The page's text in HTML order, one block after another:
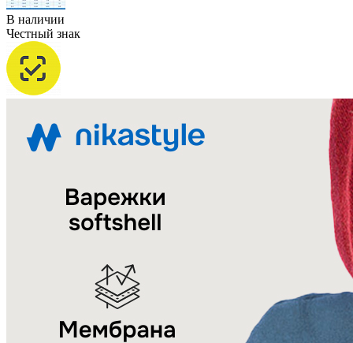
В наличии
Честный знак